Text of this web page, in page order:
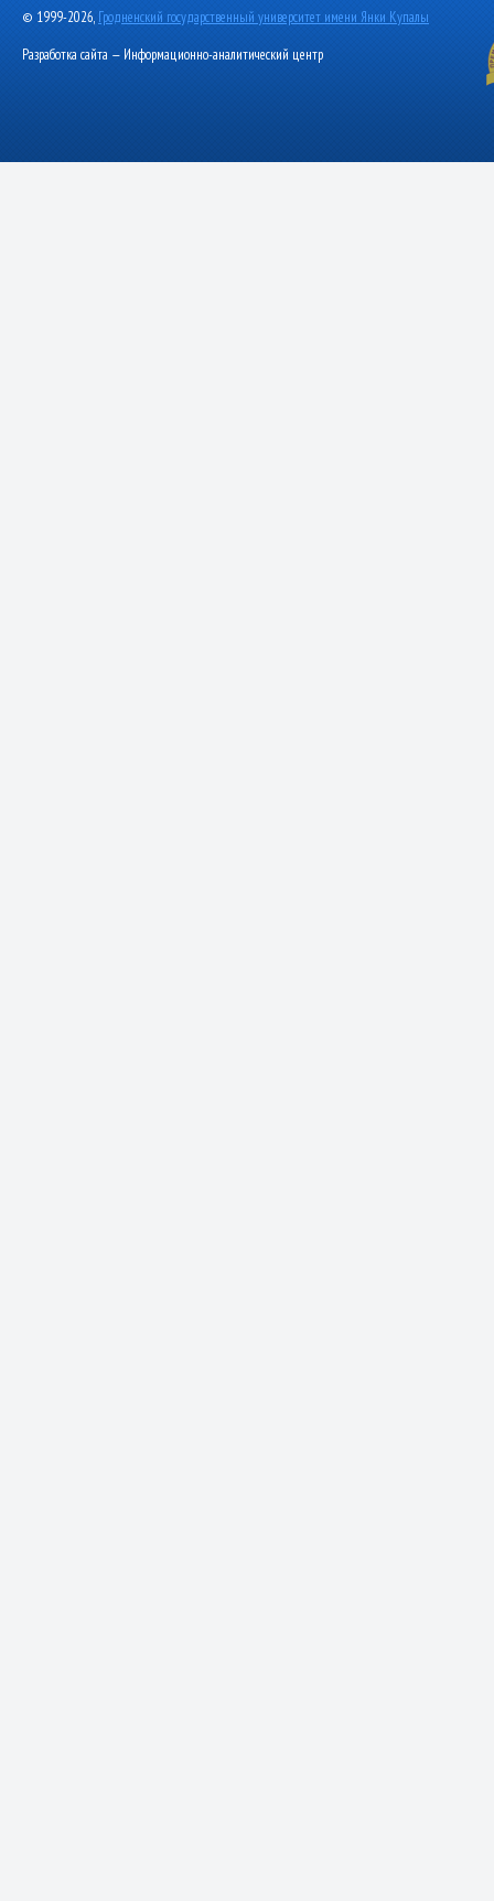
© 1999-2026, Гродненский государственный университет имени Янки Купалы
Разработка сайта — Информационно-аналитический центр